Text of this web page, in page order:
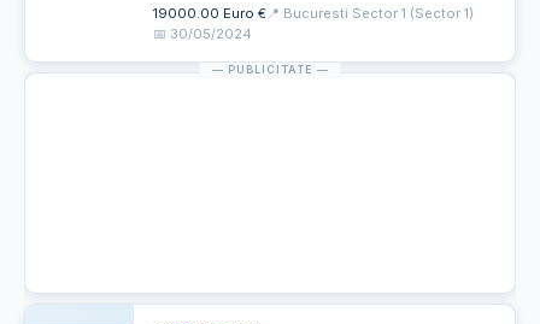
atât în procedurile de țesut moale, cât și în cele
de țe...
19000.00 Euro €📍 Bucuresti Sector 1 (Sector 1)
📅 30/05/2024